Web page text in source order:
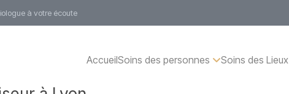
à votre écoute
AccueilSoins des personnes Soins des Lieux